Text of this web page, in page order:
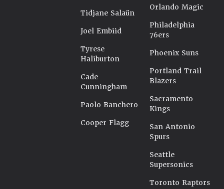
Tidjane Salaün
Joel Embiid
Tyrese
Haliburton
Cade
Cunningham
Paolo Banchero
Cooper Flagg
Orlando Magic
Philadelphia
76ers
Phoenix Suns
Portland Trail
Blazers
Sacramento
Kings
San Antonio
Spurs
Seattle
Supersonics
Toronto Raptors